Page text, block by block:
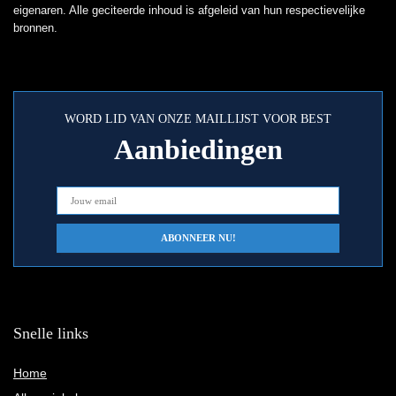
eigenaren. Alle geciteerde inhoud is afgeleid van hun respectievelijke
bronnen.
WORD LID VAN ONZE MAILLIJST VOOR BEST
Aanbiedingen
Snelle links
Home